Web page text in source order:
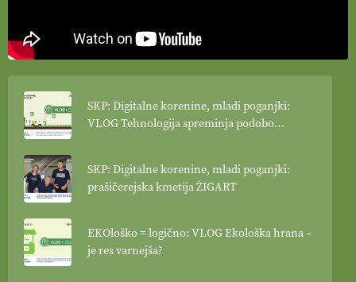
SKP: Digitalne korenine, mladi poganjki:
VLOG Tehnologija spreminja podobo
SKP: Digitalne korenine, mladi poganjki:
prašičerejska kmetija ŽIGART
EKOloško = logično: VLOG Ekološka hrana –
je res varnejša?